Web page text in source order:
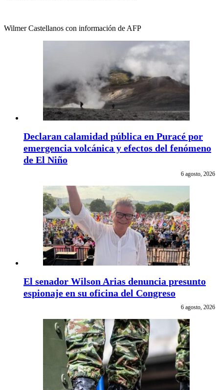
Wilmer Castellanos con información de AFP
Declaran calamidad pública en Puracé por
emergencia volcánica y efectos del fenómeno
de El Niño
6 agosto, 2026
El senador Wilson Arias denuncia presunto
espionaje en su oficina del Congreso
6 agosto, 2026